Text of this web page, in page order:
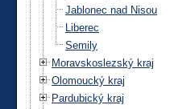
Jablonec nad Nisou
Liberec
Semily
Moravskoslezský kraj
Olomoucký kraj
Pardubický kraj